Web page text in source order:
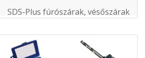
SDS-Plus fúrószárak, vésőszárak